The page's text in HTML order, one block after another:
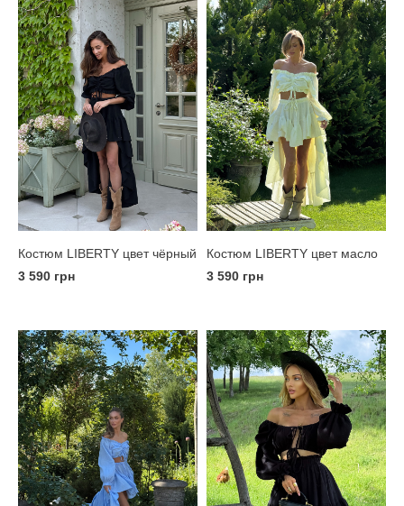
Костюм LIBERTY цвет чёрный
3 590 грн
Костюм LIBERTY цвет масло
3 590 грн